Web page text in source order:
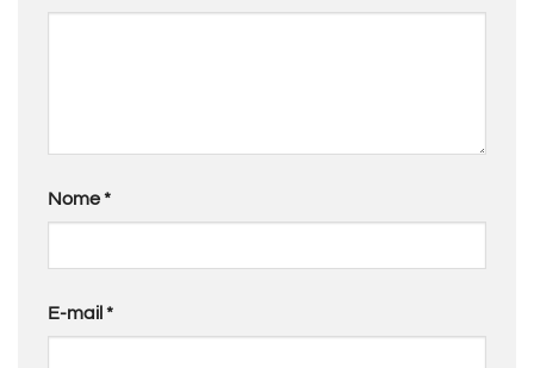
Nome*
E-mail *